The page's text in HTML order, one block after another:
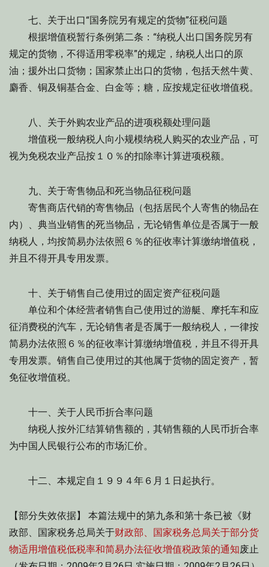
七、关于出口“国务院另有规定的货物”征税问题
根据增值税暂行条例第二条：“纳税人出口国务院另有
规定的货物，不得适用零税率”的规定，纳税人出口的原
油；援外出口货物；国家禁止出口的货物，包括天然牛黄、
麝香、铜及铜基合金、白金等；糖，应按规定征收增值税。
八、关于外购农业产品的进项税额处理问题
增值税一般纳税人向小规模纳税人购买的农业产品，可
视为免税农业产品按１０％的扣除率计算进项税额。
九、关于寄售物品和死当物品征税问题
寄售商店代销的寄售物品（包括居民个人寄售的物品在
内）、典当业销售的死当物品，无论销售单位是否属于一般
纳税人，均按简易办法依照６％的征收率计算缴纳增值税，
并且不得开具专用发票。
十、关于销售自己使用过的固定资产征税问题
单位和个体经营者销售自己使用过的游艇、摩托车和应
征消费税的汽车，无论销售者是否属于一般纳税人，一律按
简易办法依照６％的征收率计算缴纳增值税，并且不得开具
专用发票。销售自己使用过的其他属于货物的固定资产，暂
免征收增值税。
十一、关于人民币折合率问题
纳税人按外汇结算销售额的，其销售额的人民币折合率
为中国人民银行公布的市场汇价。
十二、本规定自１９９４年６月１日起执行。
【部分失效依据】 本篇法规中的第九条和第十条已被《财
政部、国家税务总局关于财政部、国家税务总局关于部分货
物适用增值税低税率和简易办法征收增值税政策的通知废止